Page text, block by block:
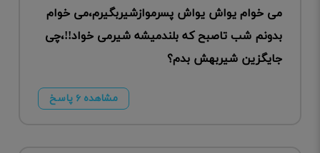
می خوام یواش یواش پسرموازشیربگیرم،می خوام
بدونم شب تاصبح که بلندمیشه شیرمی خواد!!،چی
جایگزین شیربهش بدم؟
مشاهده ۶ پاسخ